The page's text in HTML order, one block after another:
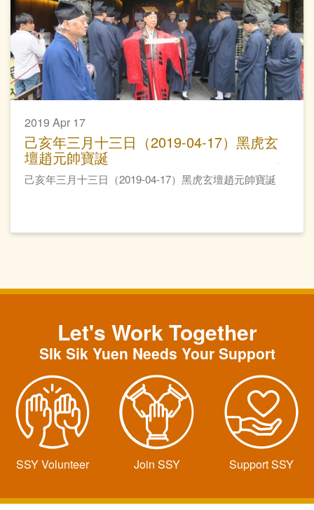
2019 Apr 17
己亥年三月十三日（2019-04-17）黑虎玄
壇趙元帥寶誕
己亥年三月十三日（2019-04-17）黑虎玄壇趙元帥寶誕
Let's Work Together
SIk Sik Yuen Needs Your Support
SSY Volunteer Join SSY Support SSY